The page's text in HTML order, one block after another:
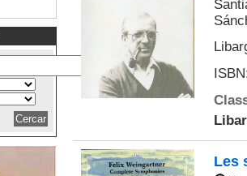
Les